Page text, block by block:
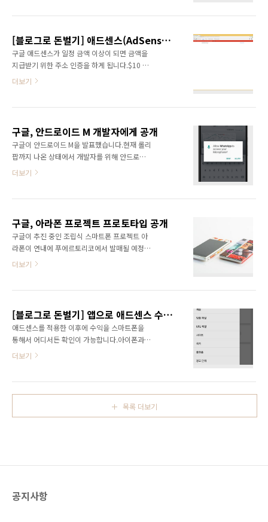
5M RAM 2GB 메모리 16GB, 32GB 배터리
x..
Qualcomm Snapdragon 810 MSM8994 디
스플레이 5.7인치, 2560 x 1440, 518 ppi
AMOLED OS Android 6.0(Marshmallow) 카
메라 후면 12.3M F2.0, 전면 8M F2.4 RAM
3450mAh 크기 및 무게 159.3 x 77.8 x
[블로그로 돈벌기] 애드센스(AdSense) PIN 번호 입력
구글 애드센스가 일정 금액 이상이 되면 금액을
지급받기 위한 주소 인증을 하게 됩니다.$10 정
도의 금액만 되도 지급을 위한 PIN 번호를 입력
착하게 됩니다.안의 내용을 열면 PIN 번호와 주
소를 인증받는 방법을 확인할 수 있습니다. 홈페
이지의 빨간 경고문 맨 끝에 보이는 Action 버튼
을 누릅니다.다음과 같이 PIN 번호를 입력하는
비스에 따라서 2~4주까지 걸릴 수 있다고 합니
PIN을 클릭합니다.그러면 상단에 PIN ..
더보기
구글, 안드로이드 M 개발자에게 공개
구글이 안드로이드 M을 발표했습니다.현재 롤리
팝까지 나온 상태에서 개발자를 위해 안드로이
드 M을 발표했습니다.안드로이드 M에서는 6개
다.앱을 실행할 때 확인할 수 있기 때문에 좀 더
사용자가 앱의 권한에 대해 관심을 기울일 수 있
게 됩니다.또한 앱링크(App link) 기능을 개선하
여 앱 간의 연결을 할 수 있도록 했습니다.Doze
수 있도록 전원 관리를 개선했습니다. 이것은 스
트가 되었습니다.안드로이드 페이(Android p..
더보기
구글, 아라폰 프로젝트 프로토타입 공개
구글이 추진 중인 조립식 스마트폰 프로젝트 아
라폰이 연내에 푸에르토리코에서 발매될 예정입
니다.아라폰은 마치 레고를 연상시키는 스마트
가 뺐다 하는 모습을 볼 수 있습니다.심지어는 액
정 화면이 깨졌는데 간단하게 빼고 다시 끼우는
모습을 볼 수 있습니다.구글 아라폰은 푸에르토
리코에서 푸드트럭(Food-Truck)의 형태로 판매
젝트의 프로토타입인 Spiral 2가 공개되었습니
플레이가 장착됩니다.그리고 뒤에는 카메라와
Wi-Fi/BT 등을 포함..
더보기
[블로그로 돈벌기] 앱으로 애드센스 수익 실시간 확인
애드센스를 적용한 이후에 수익을 스마트폰을
통해서 어디서든 확인이 가능합니다.아이폰과
안드로이드에서 확인이 가능합니다.구글에서 공
https://play.google.com/store/apps/details?
어 있기 때문에..
더보기
목록 더보기
공지사항